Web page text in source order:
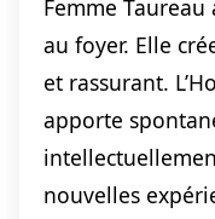
Femme
au foyer. Elle
et rassurant.
apporte
nouvelles